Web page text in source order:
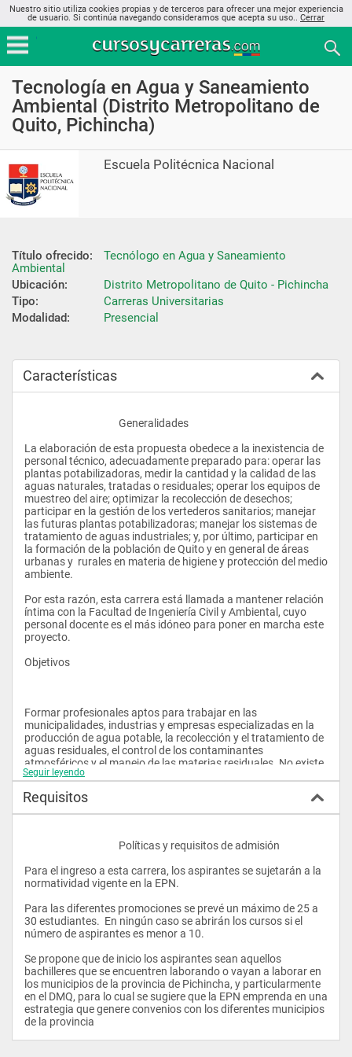
Nuestro sitio utiliza cookies propias y de terceros para ofrecer una mejor experiencia
de usuario. Si continúa navegando consideramos que acepta su uso.. Cerrar
Tecnología en Agua y Saneamiento
Ambiental (Distrito Metropolitano de
Quito, Pichincha)
Escuela Politécnica Nacional
Título ofrecido:
Tecnólogo en Agua y Saneamiento
Ambiental
Ubicación:
Distrito Metropolitano de Quito - Pichincha
Tipo:
Carreras Universitarias
Modalidad:
Presencial
Características
					Generalidades
La elaboración de esta propuesta obedece a la inexistencia de
personal técnico, adecuadamente preparado para: operar las
plantas potabilizadoras, medir la cantidad y la calidad de las
aguas naturales, tratadas o residuales; operar los equipos de
muestreo del aire; optimizar la recolección de desechos;
participar en la gestión de los vertederos sanitarios; manejar
las futuras plantas potabilizadoras; manejar los sistemas de
tratamiento de aguas industriales; y, por último, participar en
la formación de la población de Quito y en general de áreas
urbanas y  rurales en materia de higiene y protección del medio
ambiente.
Por esta razón, esta carrera está llamada a mantener relación
íntima con la Facultad de Ingeniería Civil y Ambiental, cuyo
personal docente es el más idóneo para poner en marcha este
proyecto.
Objetivos
Formar profesionales aptos para trabajar en las
municipalidades, industrias y empresas especializadas en la
producción de agua potable, la recolección y el tratamiento de
aguas residuales, el control de los contaminantes
atmosféricos y el manejo de las materias residuales. No existe
personal técnico, adecuadamente preparado para operar las
naturales, tratadas o residuales; operar los equipos de
muestreo del aire; optimizar la recolección de desechos;
las futuras plantas potabilizadoras; manejar los sistemas de
tratamiento de aguas industriales; y por último, participar en la
formación de la población de Quito y en general de las áreas
urbanas y rurales en materia de higiene y protección del medio
ambiente.
Perfil Profesional
Asegurar la condición de los procedimientos del tratamiento
del agua potable.
Asegurar la cantidad y calidad de agua.
Asegurar la conduccción y el tratamiento de las aguas
residuales y servidas
Asegurar la recolección, transporte y disposición de los
Seguir leyendo
Requisitos
					Políticas y requisitos de admisión
Para el ingreso a esta carrera, los aspirantes se sujetarán a la
normatividad vigente en la EPN.
Para las diferentes promociones se prevé un máximo de 25 a
30 estudiantes.  En ningún caso se abrirán los cursos si el
número de aspirantes es menor a 10.
Se propone que de inicio los aspirantes sean aquellos
bachilleres que se encuentren laborando o vayan a laborar en
los municipios de la provincia de Pichincha, y particularmente
en el DMQ, para lo cual se sugiere que la EPN emprenda en una
estrategia que genere convenios con los diferentes municipios
de la provincia